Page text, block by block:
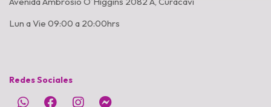
Lun a Vie 09:00 a 20:00hrs
Redes Sociales